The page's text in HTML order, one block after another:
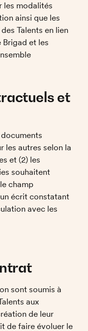
les modalités
ainsi que les
Talents en lien
Brigad et les
et
les autres selon la
et (2) les
souhaitent
champ
écrit constatant
avec les
sont soumis à
aux
de leur
de faire évoluer le